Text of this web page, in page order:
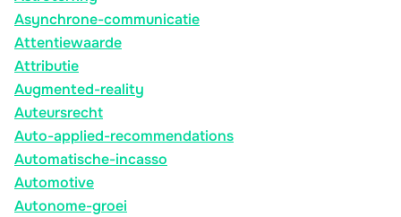
Asynchrone-communicatie
Attentiewaarde
Attributie
Augmented-reality
Auteursrecht
Auto-applied-recommendations
Automatische-incasso
Automotive
Autonome-groei